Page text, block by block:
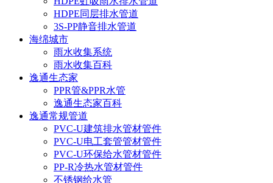
HDPE同层排水管道
3S-PP静音排水管道
海绵城市
雨水收集系统
雨水收集百科
逸通生态家
PPR管&PPR水管
逸通生态家百科
逸通常规管道
PVC-U建筑排水管材管件
PVC-U电工套管管材管件
PVC-U环保给水管材管件
PP-R冷热水管材管件
不锈钢给水管